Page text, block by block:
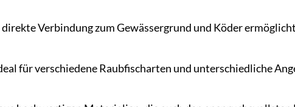
Verbindung zum Gewässergrund und Köder
für verschiedene Raubfischarten und unterschiedliche